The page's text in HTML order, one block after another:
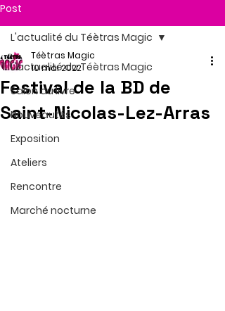
Post
L'actualité du Téètras Magic
Salon du livre
Nouveautés
Exposition
Ateliers
Rencontre
Marché nocturne
L'actualité du Téètras Magic
Festival de la BD de
Saint-Nicolas-Lez-Arras
Téètras Magic
10 mai 2022